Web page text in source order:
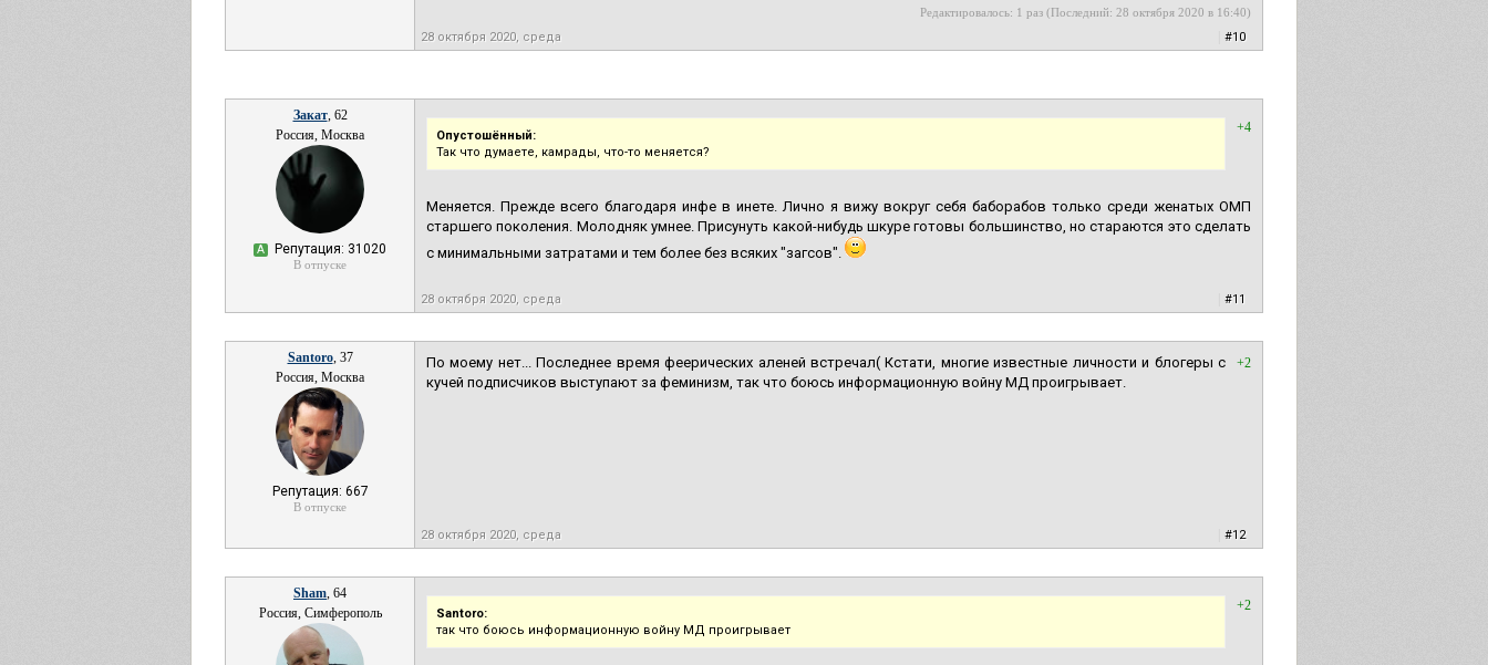
Редактировалось: 1 раз (Последний: 28 октября 2020 в 16:40)
28 октября 2020, среда #10
Закат, 62
Россия, Москва
А Репутация: 31020
В отпуске
+4
Опустошённый:
Так что думаете, камрады, что-то меняется?
Меняется. Прежде всего благодаря инфе в инете. Лично я вижу вокруг себя баборабов только среди женатых ОМП
старшего поколения. Молодняк умнее. Присунуть какой-нибудь шкуре готовы большинство, но стараются это сделать
с минимальными затратами и тем более без всяких "загсов".
28 октября 2020, среда #11
Santoro, 37
Россия, Москва
Репутация: 667
В отпуске
+2
По моему нет... Последнее время феерических аленей встречал( Кстати, многие известные личности и блогеры с
кучей подписчиков выступают за феминизм, так что боюсь информационную войну МД проигрывает.
28 октября 2020, среда #12
Sham, 64
Россия, Симферополь
+2
Santoro:
так что боюсь информационную войну МД проигрывает